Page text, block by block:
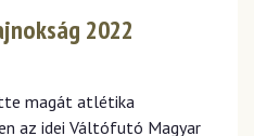
2022
magát atlétika
az idei Váltófutó Magyar